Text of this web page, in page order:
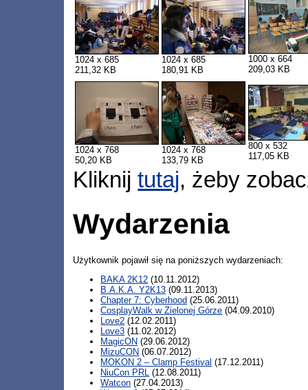
1024 x 685
211,32 KB
1024 x 685
180,91 KB
1000 x 664
209,03 KB
1024 x 768
50,20 KB
1024 x 768
133,79 KB
800 x 532
117,05 KB
Kliknijtutaj, żeby
Wydarzenia
Użytkownik pojawił się na poniższych wydarzeniach:
BAKA 2K12 (10.11.2012)
B.A.K.A. Y2K13 (09.11.2013)
Chapter 7: Cyberhood (25.06.2011)
CosplayWalk w Zielonej Górze (04.09.2010)
Love2 (12.02.2011)
Love3 (11.02.2012)
MagicON (29.06.2012)
MizuCON (06.07.2012)
MOKON 2 – Clamp Festival (17.12.2011)
NiuCon PRL (12.08.2011)
Watcon (27.04.2013)